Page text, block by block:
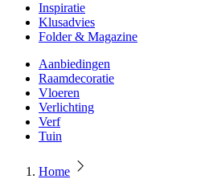
Inspiratie
Klusadvies
Folder & Magazine
Aanbiedingen
Raamdecoratie
Vloeren
Verlichting
Verf
Tuin
Home